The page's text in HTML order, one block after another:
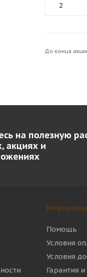
2
До конца
на полезную
акциях и
Помощь
Условия
Условия
Гарантия